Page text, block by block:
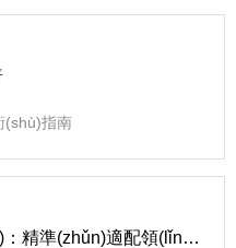
(shù)指南
精準(zhǔn)適配領(lǐng)